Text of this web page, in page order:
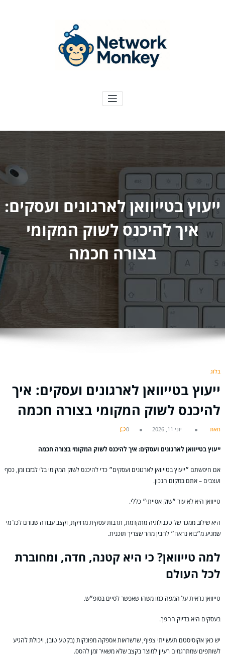
ייעוץ בטייוואן לארגונים ועסקים:
איך להיכנס לשוק המקומי
בצורה חכמה
בלוג
ייעוץ בטייוואן לארגונים ועסקים: איך
להיכנס לשוק המקומי בצורה חכמה
מאת יוני 11, 2026 0
ייעוץ בטייוואן לארגונים ועסקים: איך להיכנס לשוק המקומי בצורה חכמה
אם חיפשתם ״ייעוץ בטייוואן לארגונים ועסקים״ כדי להיכנס לשוק המקומי בלי לבזבז זמן, כסף
ועצבים – אתם במקום הנכון.
טייוואן היא לא עוד ״שוק אסייתי״ כללי.
היא שילוב ממכר של טכנולוגיה מתקדמת, תרבות עסקית מדויקת, וקצב עבודה שגורם לכל מי
שמגיע מ״בוא נראה״ להבין מהר שצריך תוכנית.
למה טייוואן? כי היא קטנה, חדה, ומחוברת
לכל העולם
טייוואן נראית על המפה כמו משהו שאפשר לסיים בסופ״ש.
בעסקים היא בדיוק ההפך.
יש כאן אקוסיסטם תעשייתי צפוף, שרשראות אספקה מפונקות (בקטע טוב), ויכולת להגיע
לשותפים שמתרגמים רעיון למוצר בקצב שלא משאיר זמן להסס.